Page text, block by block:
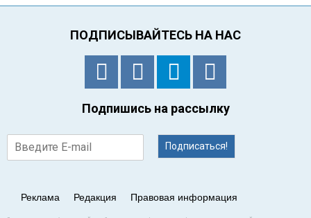
ПОДПИСЫВАЙТЕСЬ НА НАС
Подпишись на рассылку
Подписаться!
Реклама Редакция Правовая информация